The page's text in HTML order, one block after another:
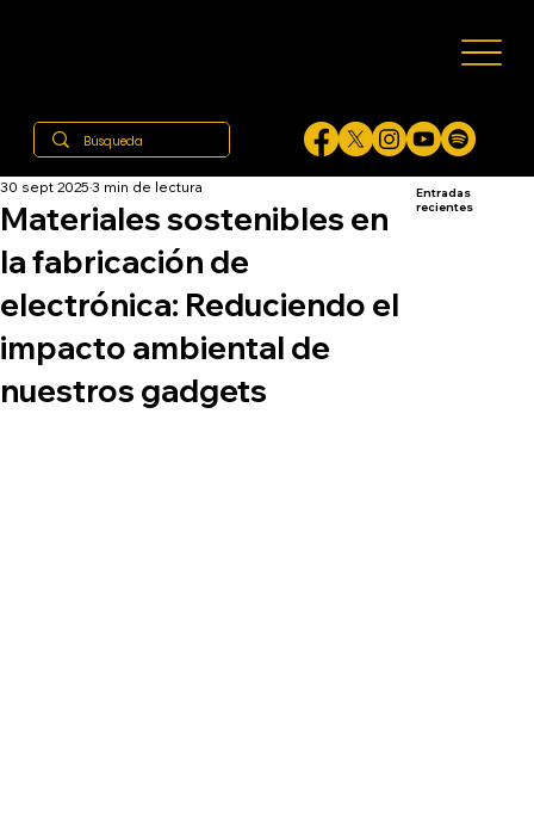
Materiales sostenibles en
la fabricación de
electrónica: Reduciendo el
impacto ambiental de
nuestros gadgets
30 sept 2025 3 min de lectura
Entradas
recientes